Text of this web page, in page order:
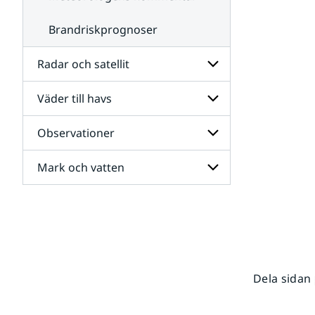
Brandriskprognoser
Radar och satellit
Undersidor
för
Radar
och
satellit
Väder till havs
Undersidor
för
Väder
till
havs
Observationer
Undersidor
för
Mark och vatten
Dela sidan